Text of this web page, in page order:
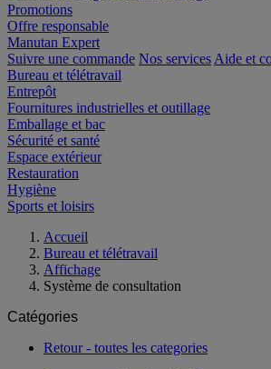
Promotions
Offre responsable
Manutan Expert
Suivre une commande Nos services Aide et
Bureau et télétravail
Entrepôt
Fournitures industrielles et outillage
Emballage et bac
Sécurité et santé
Espace extérieur
Restauration
Hygiène
Sports et loisirs
Accueil
Bureau et télétravail
Affichage
Système de consultation
Catégories
Retour - toutes les categories